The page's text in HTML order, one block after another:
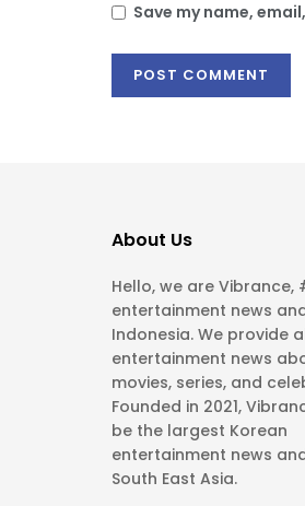
Save my name,
About Us
Hello, we are Vibrance,
entertainment news
Indonesia. We provide
entertainment news
movies, series, and
Founded in 2021,
be the largest Korean
entertainment news
South East Asia.